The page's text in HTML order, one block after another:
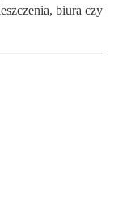
biura czy